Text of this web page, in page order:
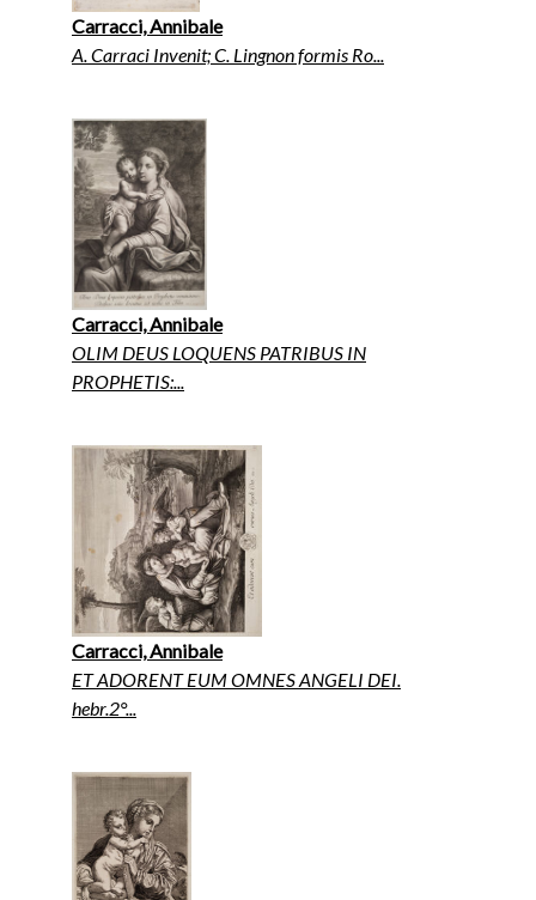
Carracci, Annibale
A. Carraci Invenit; C. Lingnon formis Ro...
Carracci, Annibale
OLIM DEUS LOQUENS PATRIBUS IN
PROPHETIS:...
Carracci, Annibale
ET ADORENT EUM OMNES ANGELI DEI.
hebr.2°...